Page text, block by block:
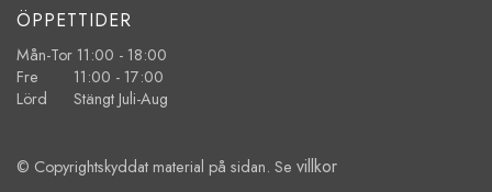
ÖPPETTIDER
Mån-Tor 11:00 - 18:00
Fre 11:00 - 17:00
Lörd Stängt Juli-Aug
© Copyrightskyddat material på sidan. Se villkor